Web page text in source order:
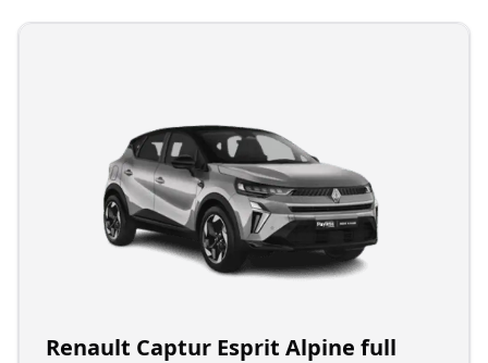
Renault Captur Esprit Alpine full